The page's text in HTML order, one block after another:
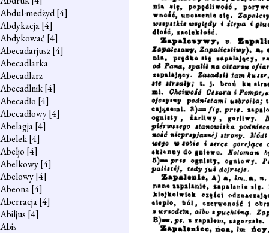
Abdul-medżyd[4]
Abdykacja[4]
Abdykować [4]
Abecadarjusz[4]
Abecadlarka
Abecadlarz
Abecadlnik[4]
Abecadło [4]
Abecadłowy[4]
Abelagja[4]
Abelek[4]
Abeljo [4]
Abelkowy[4]
Abelowy[4]
Abeona[4]
Aberracja[4]
Abiljus [4]
Abis